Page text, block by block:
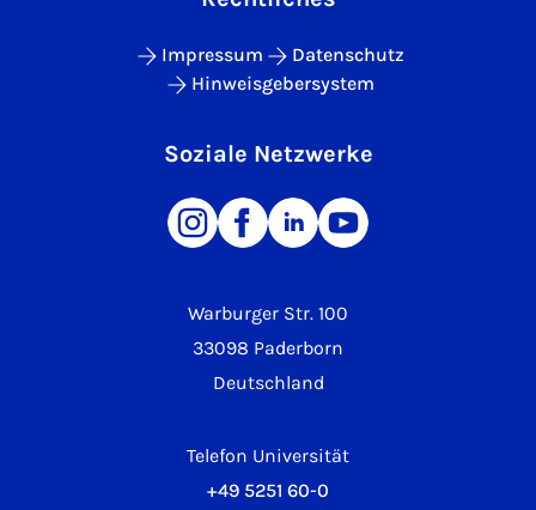
Warburger Str. 100
33098 Paderborn
Deutschland
Telefon Universität
+49 5251 60-0
Impressum
Datenschutz
Hinweisgebersystem
Soziale Netzwerke